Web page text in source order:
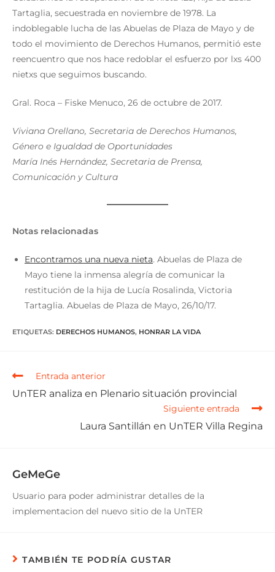
Tartaglia, secuestrada en noviembre de 1978. La
indoblegable lucha de las Abuelas de Plaza de Mayo y de
todo el movimiento de Derechos Humanos, permitió este
reencuentro que nos hace redoblar el esfuerzo por lxs 400
nietxs que seguimos buscando.
Gral. Roca – Fiske Menuco, 26 de octubre de 2017.
Viviana Orellano, Secretaria de Derechos Humanos,
Género e Igualdad de Oportunidades
María Inés Hernández, Secretaria de Prensa,
Comunicación y Cultura
Notas relacionadas
Encontramos una nueva nieta. Abuelas de Plaza de
Mayo tiene la inmensa alegría de comunicar la
restitución de la hija de Lucía Rosalinda, Victoria
Tartaglia. Abuelas de Plaza de Mayo, 26/10/17.
ETIQUETAS: DERECHOS HUMANOS, HONRAR LA VIDA
Entrada anterior
UnTER analiza en Plenario situación provincial
Siguiente entrada
Laura Santillán en UnTER Villa Regina
GeMeGe
Usuario para poder administrar detalles de la
implementacion del nuevo sitio de la UnTER
TAMBIÉN TE PODRÍA GUSTAR